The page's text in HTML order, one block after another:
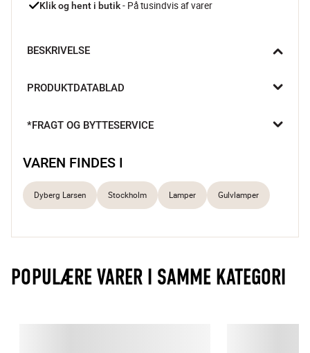
Klik og hent i butik - På tusindvis af varer
BESKRIVELSE
klassiske hjem? Stockholm gulvlampen fra Dyberg Larsen har
praktisk placeret på fatningen, hvilket gør lampen nem at
Stilrent kromstel, der skaber et let og moderne udtryk
Ideel til læsehjørner og stemningsfulde hjørner
PRODUKTDATABLAD
*FRAGT OG BYTTESERVICE
VAREN FINDES I
Dyberg Larsen Stockholm Lamper Gulvlamper
POPULÆRE VARER I SAMME KATEGORI